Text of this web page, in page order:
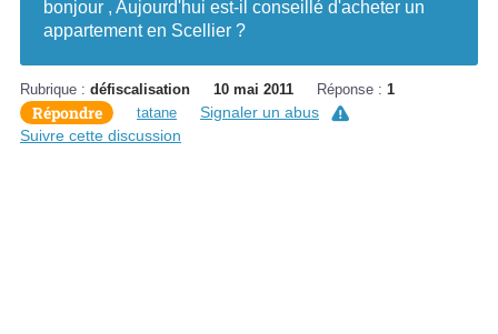
bonjour , Aujourd'hui est-il conseillé d'acheter un
appartement en Scellier ?
Rubrique : défiscalisation 10 mai 2011 Réponse : 1
Répondre tatane
Signaler un abus
Suivre cette discussion